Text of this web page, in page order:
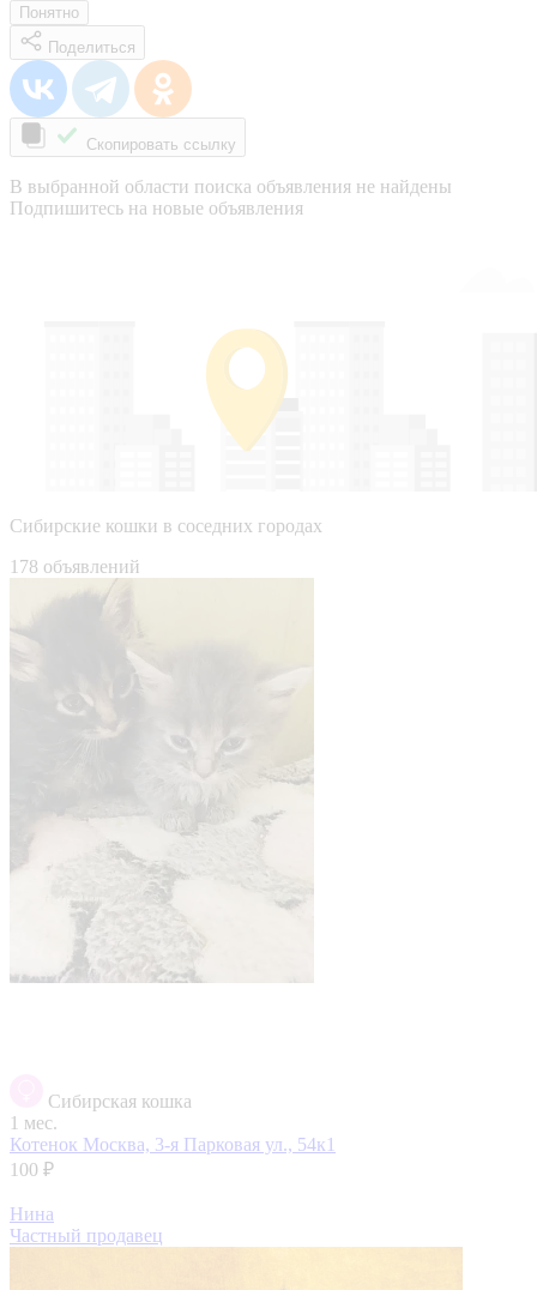
Понятно
Поделиться
Скопировать ссылку
В выбранной области поиска объявления не найдены
Подпишитесь на новые объявления
Сибирские кошки в соседних городах
178 объявлений
Сибирская кошка
1 мес.
Котенок Москва, 3-я Парковая ул., 54к1
100 ₽
Нина
Частный продавец